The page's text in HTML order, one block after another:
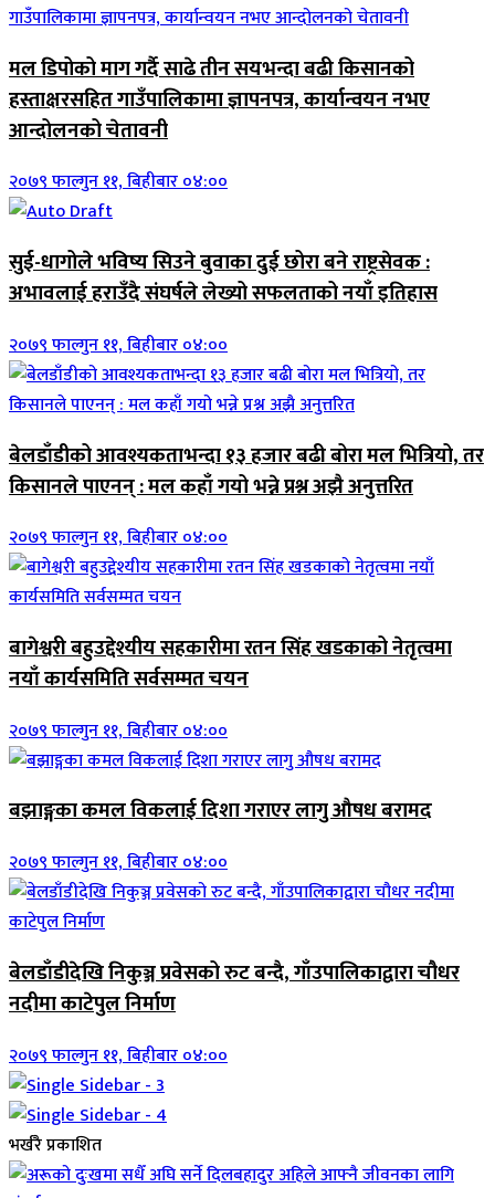
मल डिपोको माग गर्दै साढे तीन सयभन्दा बढी किसानको
हस्ताक्षरसहित गाउँपालिकामा ज्ञापनपत्र, कार्यान्वयन नभए
आन्दोलनको चेतावनी
२०७९ फाल्गुन ११, बिहीबार ०४:००
सुई-धागोले भविष्य सिउने बुवाका दुई छोरा बने राष्ट्रसेवक :
अभावलाई हराउँदै संघर्षले लेख्यो सफलताको नयाँ इतिहास
२०७९ फाल्गुन ११, बिहीबार ०४:००
बेलडाँडीको आवश्यकताभन्दा १३ हजार बढी बोरा मल भित्रियो, तर
किसानले पाएनन् : मल कहाँ गयो भन्ने प्रश्न अझै अनुत्तरित
२०७९ फाल्गुन ११, बिहीबार ०४:००
बागेश्वरी बहुउद्देश्यीय सहकारीमा रतन सिंह खडकाको नेतृत्वमा
नयाँ कार्यसमिति सर्वसम्मत चयन
२०७९ फाल्गुन ११, बिहीबार ०४:००
बझाङ्गका कमल विकलाई दिशा गराएर लागु औषध बरामद
२०७९ फाल्गुन ११, बिहीबार ०४:००
बेलडाँडीदेखि निकुञ्ज प्रवेसको रुट बन्दै, गाँउपालिकाद्वारा चौधर
नदीमा काटेपुल निर्माण
२०७९ फाल्गुन ११, बिहीबार ०४:००
भर्खरै प्रकाशित